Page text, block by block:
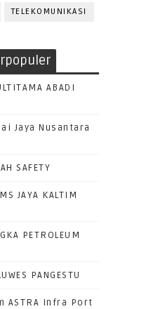
TELEKOMUNIKASI
ABADI
Jaya Nusantara
SAFETY
JAYA KALTIM
PETROLEUM
PANGESTU
ASTRA Infra Port